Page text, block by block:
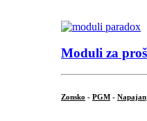
Moduli za
Zonsko - PGM -